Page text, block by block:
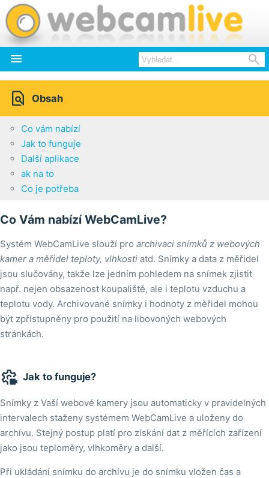
 
 Obsah
Co vám nabízí
Jak to funguje
Další aplikace
ak na to
Co je potřeba
Co Vám nabízí WebCamLive?
Systém WebCamLive slouží pro archivaci snímků z webových
kamer a měřidel teploty, vlhkosti atd. Snímky a data z měřidel
jsou slučovány, takže lze jedním pohledem na snímek zjistit
např. nejen obsazenost koupaliště, ale i teplotu vzduchu a
teplotu vody. Archivované snímky i hodnoty z měřidel mohou
být zpřístupněny pro použití na libovoných webových
stránkách.
 Jak to funguje?
Snímky z Vaší webové kamery jsou automaticky v pravidelných
intervalech staženy systémem WebCamLive a uloženy do
archívu. Stejný postup platí pro získání dat z měřících zařízení
jako jsou teploměry, vlhkoměry a další.
Při ukládání snímku do archívu je do snímku vložen čas a